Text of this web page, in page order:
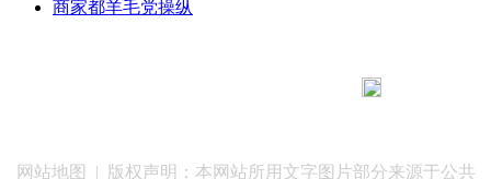
商家都羊毛党操纵
网站地图 | 版权声明：本网站所用文字图片部分来源于公共